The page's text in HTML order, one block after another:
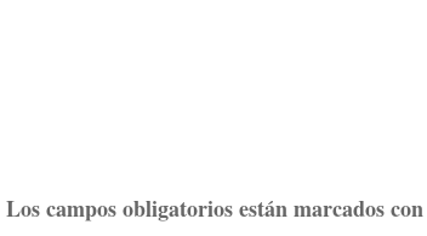
Los campos obligatorios están marcados